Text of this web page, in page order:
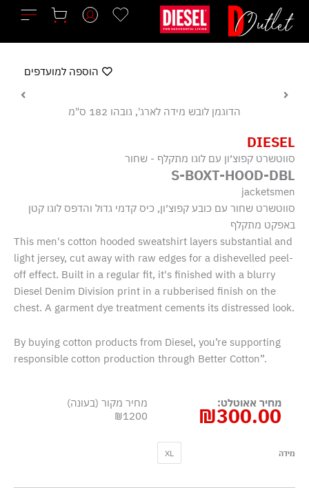
לתוכן
DIESEL
סווטשרט קפוצ׳ון עם לוגו מתקלף - שחור
S-BOXT-HOOD-DBL
jacketsmen
סווטשרט שחור עם כובע קפוצ׳ון, כיס קדמי גדול והדפס לוגו קטן
באפקט מתקלף
This men's cotton hooded sweatshirt layers substantial and
light jersey, cut away with raw edges for a dishevelled peel-
off effect. Built in a regular fit, it's finished with a blurry
Diesel Denim Division print in a rubberised finish on the
chest. A garment dye treatment cements its distressed look.
By buying cotton products from Diesel, you’re supporting
responsible cotton production through Better Cotton”.
מחיר אאוטלט:
₪300.00
מחיר מקור (בעונה)
₪1200
מידה XL
הוספה למועדפים
הדוגמן לובש מידה לארג', גובהו 182 ס"מ